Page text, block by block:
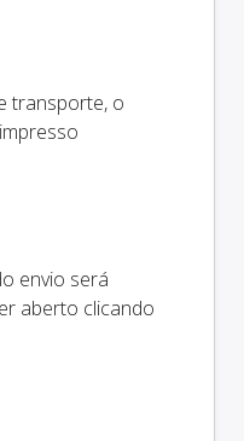
transporte, o
envio será
aberto clicando